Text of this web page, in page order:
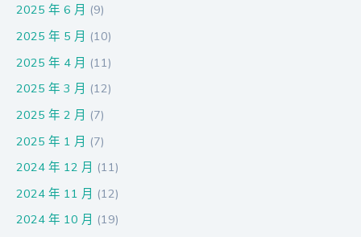
2025 年 6 月 (9)
2025 年 5 月 (10)
2025 年 4 月 (11)
2025 年 3 月 (12)
2025 年 2 月 (7)
2025 年 1 月 (7)
2024 年 12 月 (11)
2024 年 11 月 (12)
2024 年 10 月 (19)